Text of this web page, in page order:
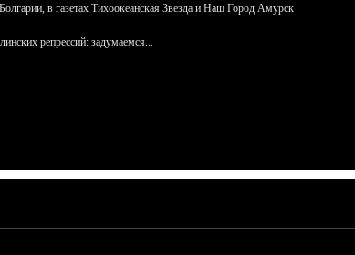
в газетах Тихоокеанская Звезда и Наш Город Амурск
репрессий: задумаемся...